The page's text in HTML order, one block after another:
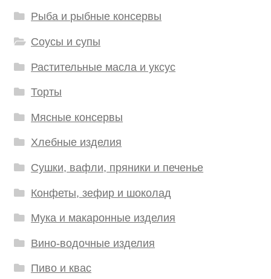
Рыба и рыбные консервы
Соусы и супы
Растительные масла и уксус
Торты
Мясные консервы
Хлебные изделия
Сушки, вафли, пряники и печенье
Конфеты, зефир и шоколад
Мука и макаронные изделия
Вино-водочные изделия
Пиво и квас